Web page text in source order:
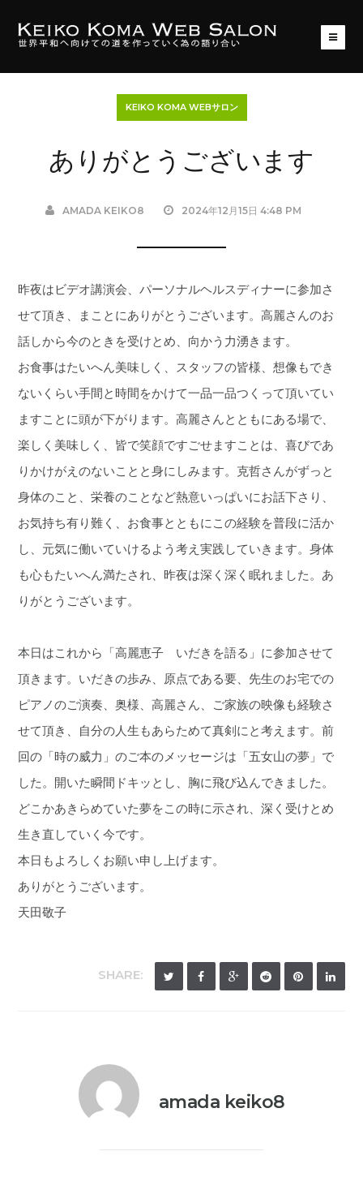
KEIKO KOMA WEBサロン
ありがとうございます
AMADA KEIKO8 2024年12月15日 4:48 PM
昨夜はビデオ講演会、パーソナルヘルスディナーに参加さ
せて頂き、まことにありがとうございます。高麗さんのお
話しから今のときを受けとめ、向かう力湧きます。
お食事はたいへん美味しく、スタッフの皆様、想像もでき
ないくらい手間と時間をかけて一品一品つくって頂いてい
ますことに頭が下がります。高麗さんとともにある場で、
楽しく美味しく、皆で笑顔ですごせますことは、喜びであ
りかけがえのないことと身にしみます。克哲さんがずっと
身体のこと、栄養のことなど熱意いっぱいにお話下さり、
お気持ち有り難く、お食事とともにこの経験を普段に活か
し、元気に働いていけるよう考え実践していきます。身体
も心もたいへん満たされ、昨夜は深く深く眠れました。あ
りがとうございます。
本日はこれから「高麗恵子 いだきを語る」に参加させて
頂きます。いだきの歩み、原点である要、先生のお宅での
ピアノのご演奏、奥様、高麗さん、ご家族の映像も経験さ
せて頂き、自分の人生もあらためて真剣にと考えます。前
回の「時の威力」のご本のメッセージは「五女山の夢」で
した。開いた瞬間ドキッとし、胸に飛び込んできました。
どこかあきらめていた夢をこの時に示され、深く受けとめ
生き直していく今です。
本日もよろしくお願い申し上げます。
ありがとうございます。
天田敬子
SHARE:
amada keiko8